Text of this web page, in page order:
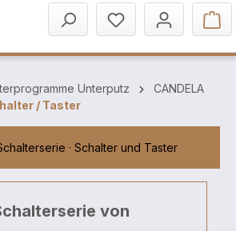
Unterputz
CANDELA
/ Taster
· Schalter und Taster
von